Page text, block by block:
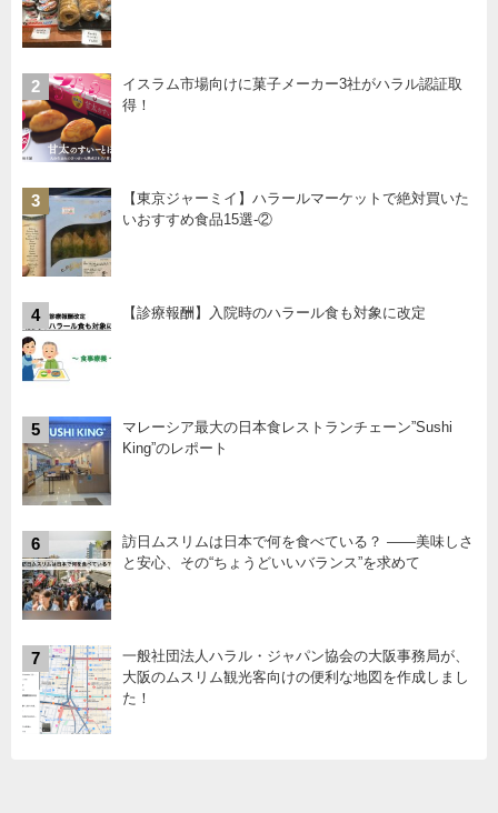
2
イスラム市場向けに菓子メーカー3社がハラル認証取
得！
3
【東京ジャーミイ】ハラールマーケットで絶対買いた
いおすすめ食品15選-②
4 【診療報酬】入院時のハラール食も対象に改定
5
マレーシア最大の日本食レストランチェーン”Sushi
King”のレポート
6
訪日ムスリムは日本で何を食べている？ ――美味しさ
と安心、その“ちょうどいいバランス”を求めて
7
一般社団法人ハラル・ジャパン協会の大阪事務局が、
大阪のムスリム観光客向けの便利な地図を作成しまし
た！